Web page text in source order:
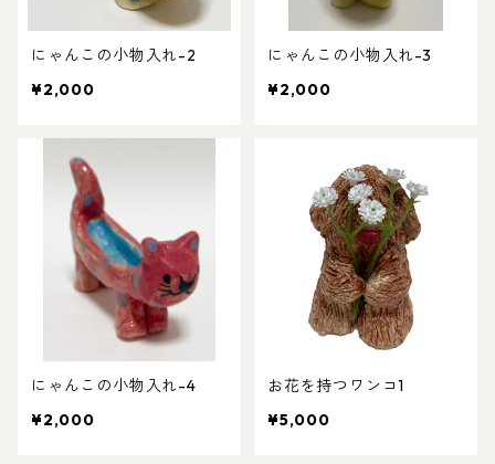
にゃんこの小物入れ-2
¥2,000
にゃんこの小物入れ-3
¥2,000
にゃんこの小物入れ-4
¥2,000
お花を持つワンコ1
¥5,000